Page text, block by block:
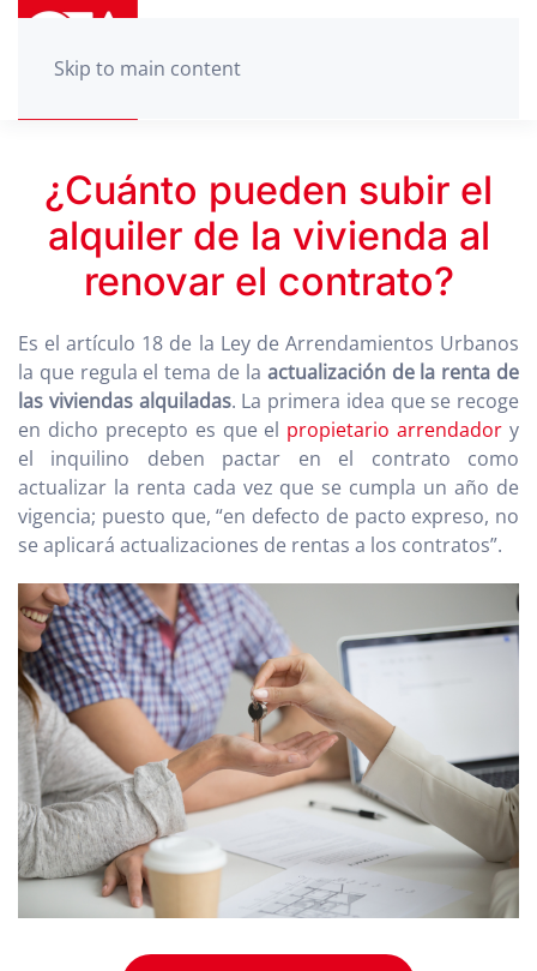
Skip to main content
¿Cuánto pueden subir el
alquiler de la vivienda al
renovar el contrato?
Es el artículo 18 de la Ley de Arrendamientos Urbanos
la que regula el tema de la actualización de la renta de
las viviendas alquiladas. La primera idea que se recoge
en dicho precepto es que el propietario arrendador y
el inquilino deben pactar en el contrato como
actualizar la renta cada vez que se cumpla un año de
vigencia; puesto que, “en defecto de pacto expreso, no
se aplicará actualizaciones de rentas a los contratos”.